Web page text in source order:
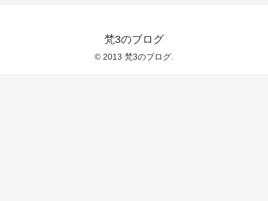
梵3のブログ
© 2013 梵3のブログ.